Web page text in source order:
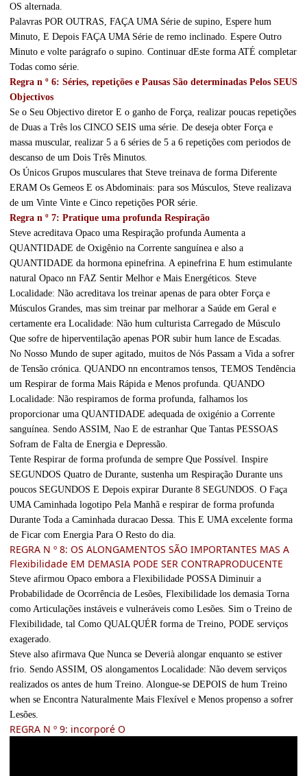
OS alternada.
Palavras POR OUTRAS, FAÇA UMA Série de supino, Espere hum
Minuto, E Depois FAÇA UMA Série de remo inclinado. Espere Outro
Minuto e volte parágrafo o supino. Continuar dEste forma ATÉ completar
Todas como série.
Regra n º 6: Séries, repetições e Pausas São determinadas Pelos SEUS
Objectivos
Se o Seu Objectivo diretor E o ganho de Força, realizar poucas repetições
de Duas a Três los CINCO SEIS uma série. De deseja obter Força e
massa muscular, realizar 5 a 6 séries de 5 a 6 repetições com periodos de
descanso de um Dois Três Minutos.
Os Únicos Grupos musculares that Steve treinava de forma Diferente
ERAM Os Gemeos E os Abdominais: para sos Músculos, Steve realizava
de um Vinte Vinte e Cinco repetições POR série.
Regra n º 7: Pratique uma profunda Respiração
Steve acreditava Opaco uma Respiração profunda Aumenta a
QUANTIDADE de Oxigênio na Corrente sanguínea e also a
QUANTIDADE da hormona epinefrina. A epinefrina E hum estimulante
natural Opaco nn FAZ Sentir Melhor e Mais Energéticos. Steve
Localidade: Não acreditava los treinar apenas de para obter Força e
Músculos Grandes, mas sim treinar par melhorar a Saúde em Geral e
certamente era Localidade: Não hum culturista Carregado de Músculo
Que sofre de hiperventilação apenas POR subir hum lance de Escadas.
No Nosso Mundo de super agitado, muitos de Nós Passam a Vida a sofrer
de Tensão crónica. QUANDO nn encontramos tensos, TEMOS Tendência
um Respirar de forma Mais Rápida e Menos profunda. QUANDO
Localidade: Não respiramos de forma profunda, falhamos los
proporcionar uma QUANTIDADE adequada de oxigénio a Corrente
sanguínea. Sendo ASSIM, Nao E de estranhar Que Tantas PESSOAS
Sofram de Falta de Energia e Depressão.
Tente Respirar de forma profunda de sempre Que Possível. Inspire
SEGUNDOS Quatro de Durante, sustenha um Respiração Durante uns
poucos SEGUNDOS E Depois expirar Durante 8 SEGUNDOS. O Faça
UMA Caminhada logotipo Pela Manhã e respirar de forma profunda
Durante Toda a Caminhada duracao Dessa. This E UMA excelente forma
de Ficar com Energia Para O Resto do dia.
REGRA N º 8: OS ALONGAMENTOS SÃO IMPORTANTES MAS A
Flexibilidade EM DEMASIA PODE SER CONTRAPRODUCENTE
Steve afirmou Opaco embora a Flexibilidade POSSA Diminuir a
Probabilidade de Ocorrência de Lesões, Flexibilidade los demasia Torna
como Articulações instáveis ​​e vulneráveis ​​como Lesões. Sim o Treino de
Flexibilidade, tal Como QUALQUÉR forma de Treino, PODE serviços
exagerado.
Steve also afirmava Que Nunca se Deverià alongar enquanto se estiver
frio. Sendo ASSIM, OS alongamentos Localidade: Não devem serviços
realizados os antes de hum Treino. Alongue-se DEPOIS de hum Treino
when se Encontra Naturalmente Mais Flexível e Menos propenso a sofrer
Lesões.
REGRA N º 9: incorporé O